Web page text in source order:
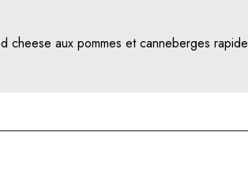
cheese aux pommes et canneberges rapide